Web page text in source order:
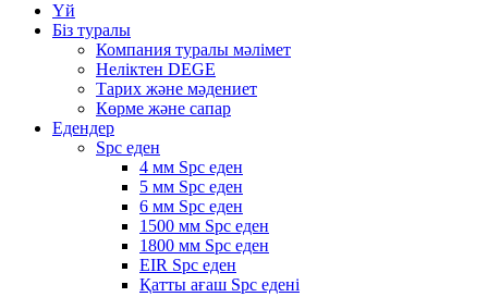
Үй
Біз туралы
Компания туралы мәлімет
Неліктен DEGE
Тарих және мәдениет
Көрме және сапар
Едендер
Spc еден
4 мм Spc еден
5 мм Spc еден
6 мм Spc еден
1500 мм Spc еден
1800 мм Spc еден
EIR Spc еден
Қатты ағаш Spc едені